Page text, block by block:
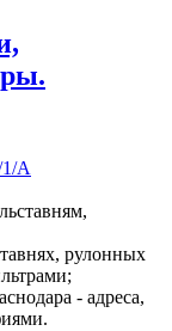
1/А
рулонных
- адреса,